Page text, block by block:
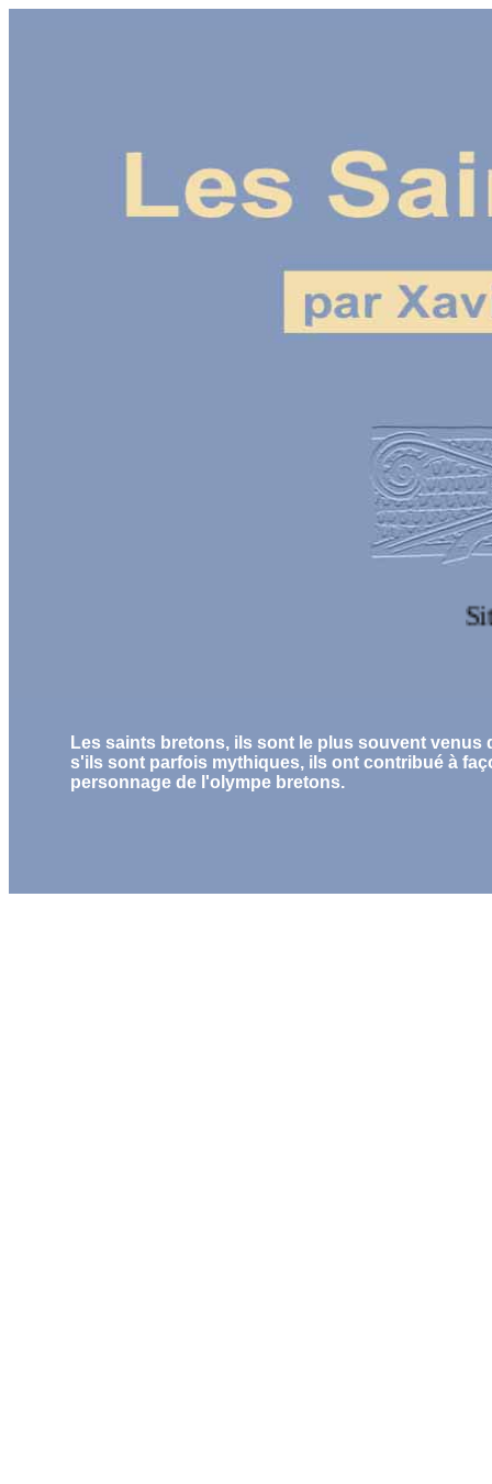
Les saints bretons, ils sont le plus souvent venus
s'ils sont parfois mythiques, ils ont contribué à
personnage de l'olympe bretons.